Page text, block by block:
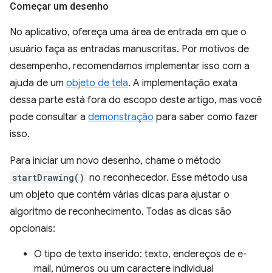
Começar um desenho
No aplicativo, ofereça uma área de entrada em que o
usuário faça as entradas manuscritas. Por motivos de
desempenho, recomendamos implementar isso com a
ajuda de um objeto de tela. A implementação exata
dessa parte está fora do escopo deste artigo, mas você
pode consultar a demonstração para saber como fazer
isso.
Para iniciar um novo desenho, chame o método
startDrawing() no reconhecedor. Esse método usa
um objeto que contém várias dicas para ajustar o
algoritmo de reconhecimento. Todas as dicas são
opcionais:
O tipo de texto inserido: texto, endereços de e-
mail, números ou um caractere individual